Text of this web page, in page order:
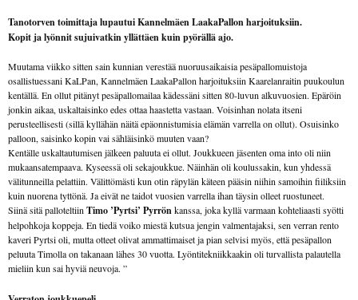
Tanotorven toimittaja lupautui Kannelmäen LaakaPallon harjoituksiin.
Kopit ja lyönnit sujuivatkin yllättäen kuin pyörällä ajo.
Muutama viikko sitten sain kunnian verestää nuoruusaikaisia pesäpallomuistoja
osallistuessani KaLPan, Kannelmäen LaakaPallon harjoituksiin Kaarelanraitin puukoulun
kentällä. En ollut pitänyt pesäpallomailaa kädessäni sitten 80-luvun alkuvuosien. Epäröin
jonkin aikaa, uskaltaisinko edes ottaa haastetta vastaan. Voisinhan nolata itseni
perusteellisesti (sillä kyllähän näitä epäonnistumisia elämän varrella on ollut). Osuisinko
palloon, saisinko kopin vai sähläisinkö muuten vaan?
Kentälle uskaltautumisen jälkeen paluuta ei ollut. Joukkueen jäsenten oma into oli niin
mukaansatempaava. Kyseessä oli sekajoukkue. Näinhän oli koulussakin, kun yhdessä
välitunneilla pelattiin. Välittömästi kun otin räpylän käteen pääsin niihin samoihin fiiliksiin
kuin nuorena tyttönä. Ja eivät ne taidot vuosien varrella ihan täysin olleet ruostuneet.
Siinä sitä palloteltiinTimo ’Pyrtsi’ Pyrrönkanssa, joka kyllä varmaan kohteliaasti syötti
helpohkoja koppeja. En tiedä voiko miestä kutsua jengin valmentajaksi, sen verran rento
kaveri Pyrtsi oli, mutta otteet olivat ammattimaiset ja pian selvisi myös, että pesäpallon
peluuta Timolla on takanaan lähes 30 vuotta. Lyöntitekniikkaakin oli turvallista palautella
mieliin kun sai hyviä neuvoja. ”